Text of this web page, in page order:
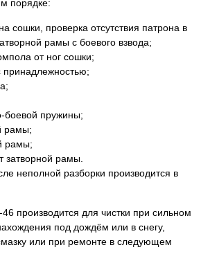
порядке:
сошки, проверка отсутствия патрона в
рамы с боевого взвода;
от ног сошки;
принадлежностью;
боевой пружины;
рамы;
рамы;
затворной рамы.
неполной разборки производится в
производится для чистки при сильном
под дождём или в снегу,
или при ремонте в следующем